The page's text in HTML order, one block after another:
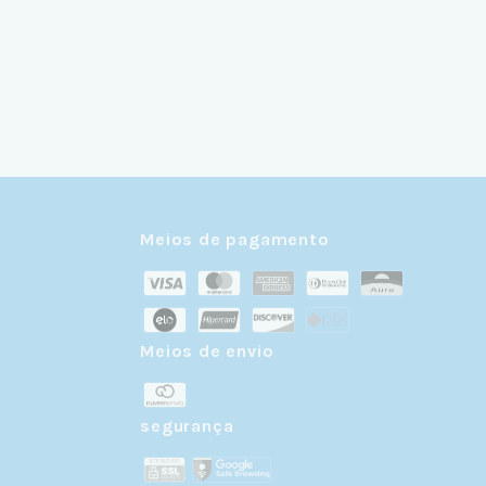
Meios de pagamento
Meios de envio
segurança